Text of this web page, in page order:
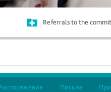
Referrals to the
Распоряжения Письма